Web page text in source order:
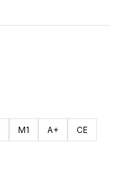
M1 A+ CE